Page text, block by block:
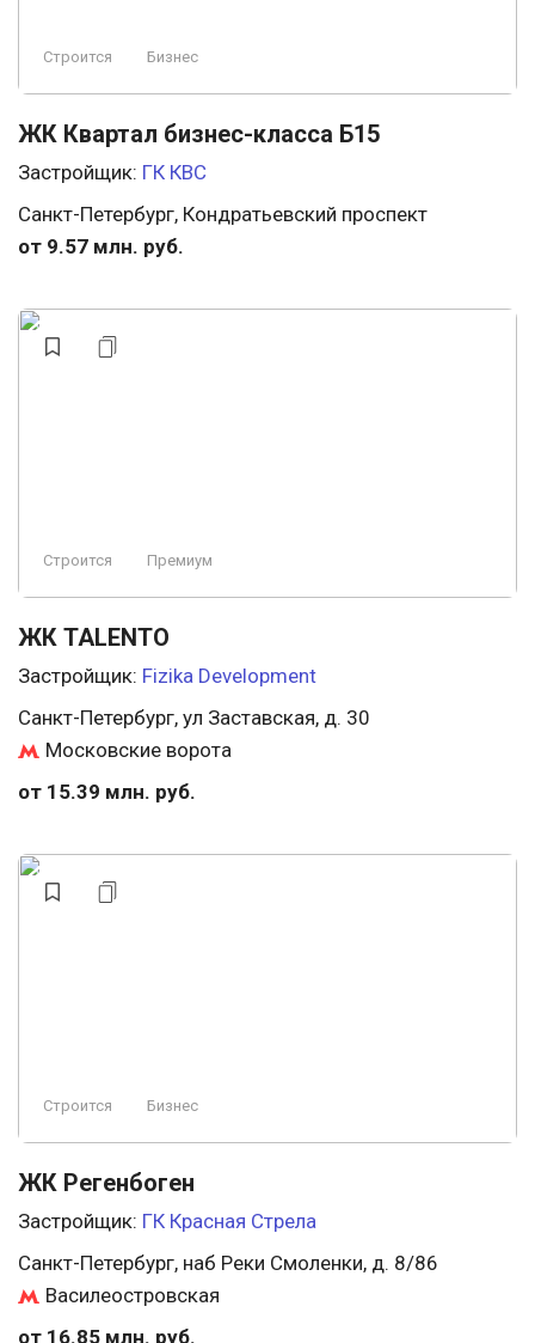
Элитный Ландшафтный дизайн
Строится Бизнес
ЖК Квартал бизнес-класса Б15
Застройщик: ГК КВС
Санкт-Петербург, Кондратьевский проспект
от 9.57 млн. руб.
Строится Премиум
ЖК TALENTO
Застройщик: Fizika Development
Санкт-Петербург, ул Заставская, д. 30
Московские ворота
от 15.39 млн. руб.
Строится Бизнес
ЖК Регенбоген
Застройщик: ГК Красная Стрела
Санкт-Петербург, наб Реки Смоленки, д. 8/86
Василеостровская
от 16.85 млн. руб.